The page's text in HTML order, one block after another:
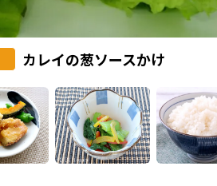
カレイの葱ソースかけ